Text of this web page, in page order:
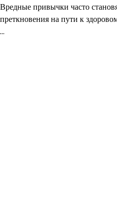
Вредные привычки часто
преткновения на пути к
…